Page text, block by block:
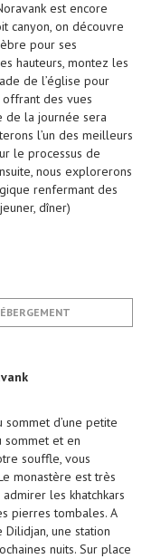
est encore
canyon, on découvre
pour ses
hauteurs, montez les
de l’église pour
offrant des vues
de la journée sera
l’un des meilleurs
le processus de
nous explorerons
renfermant des
dîner)
d’une petite
sommet et en
souffle, vous
monastère est très
les khatchkars
pierres tombales. A
une station
nuits. Sur place